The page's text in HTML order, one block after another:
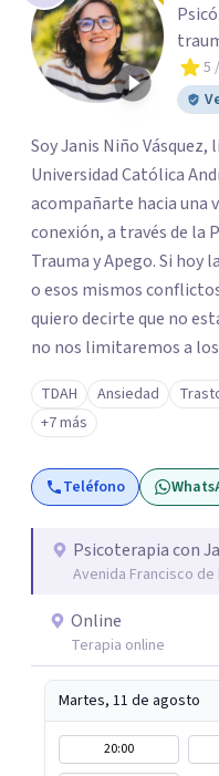
5
Soy Janis Niño
Universidad Católica
acompañarte hacia una
conexión, a través de la
Trauma y Apego. Si hoy la ansiedad, las heridas del pasado
o esos mismos
quiero decirte que no
no nos limitaremos a
qué hay detrás de tu
experiencias y vínculos han
cuesta poner límites,
vínculos que te hacen
herramientas para
seguro para iniciar tu proceso de
es el momento de
TDAH Ansiedad
+7 más
Teléfono
Psicoterapia con
Avenida Francisco de
Online
Terapia online
Martes, 11 de agosto
20:00